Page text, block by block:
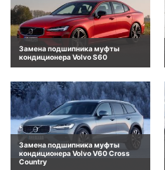
Замена подшипника муфты
кондиционера Volvo S60
Замена подшипника муфты
кондиционера Volvo V60 Cross
Country